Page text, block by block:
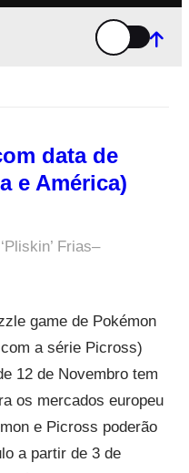
data de
e América)
Frias–
game de Pokémon
a série Picross)
12 de Novembro tem
os mercados europeu
e Picross poderão
a partir de 3 de